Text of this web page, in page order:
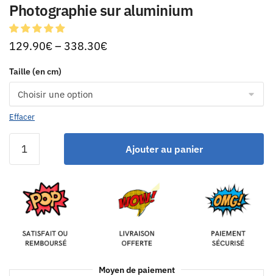
Photographie sur aluminium
129.90€– 338.30€
Taille (en cm)
Effacer
Ajouter au panier
Moyen de paiement